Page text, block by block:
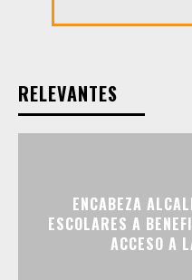
RELEVANTES
ENCABEZA
ESCOLARES A
ACCESO A